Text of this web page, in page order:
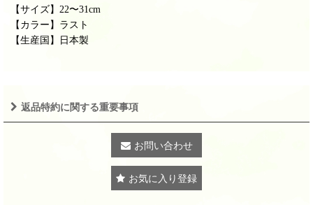
【サイズ】22〜31cm
【カラー】ラスト
【生産国】日本製
返品特約に関する重要事項
お問い合わせ
お気に入り登録